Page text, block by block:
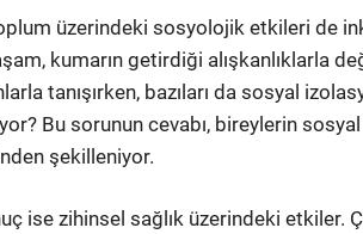
üzerindeki sosyolojik etkileri de
kumarın getirdiği alışkanlıklarla
tanışırken, bazıları da sosyal
Bu sorunun cevabı, bireylerin sosyal
şekilleniyor.
ise zihinsel sağlık üzerindeki etkiler.